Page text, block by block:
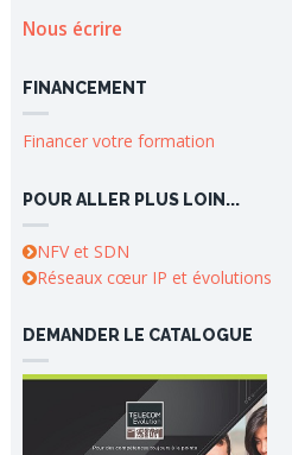
Nous écrire
FINANCEMENT
Financer votre formation
POUR ALLER PLUS LOIN...
NFV et SDN
Réseaux cœur IP et évolutions
DEMANDER LE CATALOGUE